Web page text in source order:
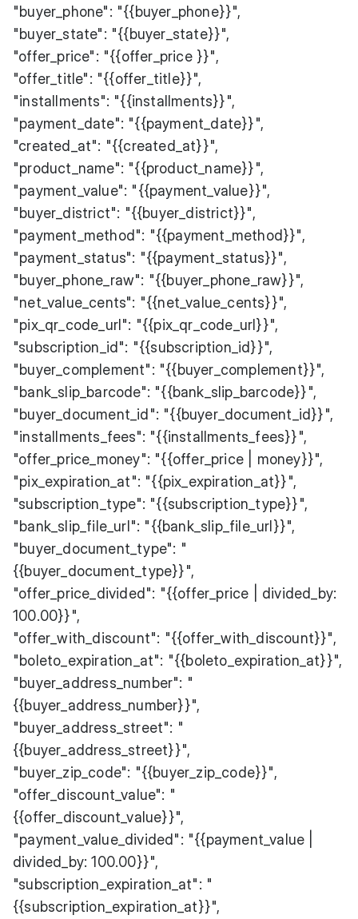
"buyer_phone": "{{buyer_phone}}",
"buyer_state": "{{buyer_state}}",
"offer_price": "{{offer_price }}",
"offer_title": "{{offer_title}}",
"installments": "{{installments}}",
"payment_date": "{{payment_date}}",
"created_at": "{{created_at}}",
"product_name": "{{product_name}}",
"payment_value": "{{payment_value}}",
"buyer_district": "{{buyer_district}}",
"payment_method": "{{payment_method}}",
"payment_status": "{{payment_status}}",
"buyer_phone_raw": "{{buyer_phone_raw}}",
"net_value_cents": "{{net_value_cents}}",
"pix_qr_code_url": "{{pix_qr_code_url}}",
"subscription_id": "{{subscription_id}}",
"buyer_complement": "{{buyer_complement}}",
"bank_slip_barcode": "{{bank_slip_barcode}}",
"buyer_document_id": "{{buyer_document_id}}",
"installments_fees": "{{installments_fees}}",
"offer_price_money": "{{offer_price | money}}",
"pix_expiration_at": "{{pix_expiration_at}}",
"subscription_type": "{{subscription_type}}",
"bank_slip_file_url": "{{bank_slip_file_url}}",
"buyer_document_type": "
{{buyer_document_type}}",
"offer_price_divided": "{{offer_price | divided_by:
100.00}}",
"offer_with_discount": "{{offer_with_discount}}",
"boleto_expiration_at": "{{boleto_expiration_at}}",
"buyer_address_number": "
{{buyer_address_number}}",
"buyer_address_street": "
{{buyer_address_street}}",
"buyer_zip_code": "{{buyer_zip_code}}",
"offer_discount_value": "
{{offer_discount_value}}",
"payment_value_divided": "{{payment_value |
divided_by: 100.00}}",
"subscription_expiration_at": "
{{subscription_expiration_at}}",